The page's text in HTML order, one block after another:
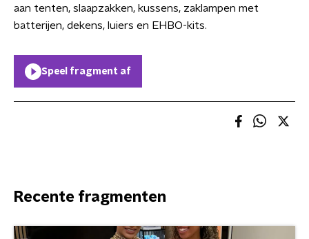
aan tenten, slaapzakken, kussens, zaklampen met
batterijen, dekens, luiers en EHBO-kits.
Speel fragment af
Recente fragmenten